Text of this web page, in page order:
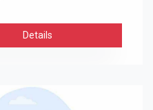
Details